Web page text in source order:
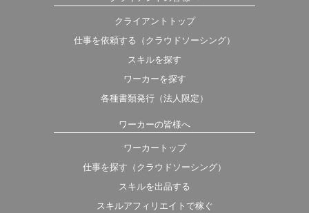
クライアントトップ
仕事を依頼する（クラウドソーシング）
スキルを探す
ワーカーを探す
各種書類発行（法人限定）
ワーカーの皆様へ
ワーカートップ
仕事を探す（クラウドソーシング）
スキルを出品する
スキルアフィリエイトで稼ぐ